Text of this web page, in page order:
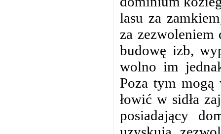
lasu za
za
budowę izb,
wolno im
Poza tym mogą
łowić w sidła
posiadający